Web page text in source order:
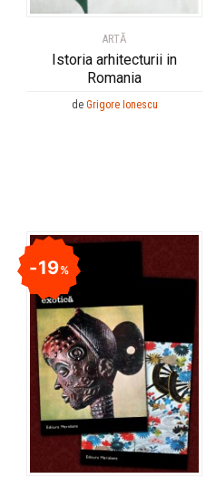
ARTĂ
Istoria arhitecturii in
Romania
de Grigore Ionescu
19%